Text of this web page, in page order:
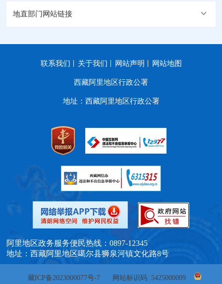
地直部门网站链接
联系我们 关于我们 网站声明 网站地图
西藏阿里地区行政公署
地址：西藏阿里地区行政公署
阿里地区政务服务便民热线：0897-12345
地址：西藏阿里地区噶尔县狮泉河镇文化路8号
藏ICP备2023000077号-7 网站标识码: 5425000009